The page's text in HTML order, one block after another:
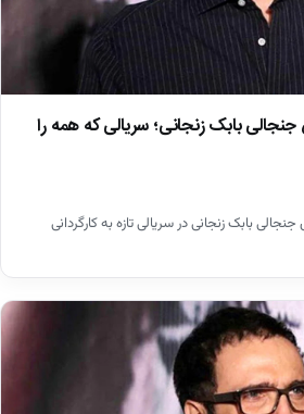
بابک زنجانی؛ سریالی که همه را
بابک زنجانی در سریالی تازه به کارگردانی